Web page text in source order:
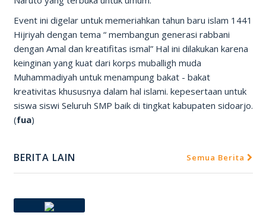
Event ini digelar untuk memeriahkan tahun baru islam 1441
Hijriyah dengan tema “ membangun generasi rabbani
dengan Amal dan kreatifitas ismal” Hal ini dilakukan karena
keinginan yang kuat dari korps muballigh muda
Muhammadiyah untuk menampung bakat - bakat
kreativitas khususnya dalam hal islami. kepesertaan untuk
siswa siswi Seluruh SMP baik di tingkat kabupaten sidoarjo.
(fua)
BERITA LAIN Semua Berita